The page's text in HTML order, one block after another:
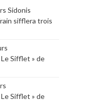
Sidonis
sifflera trois
Sifflet » de
Sifflet » de